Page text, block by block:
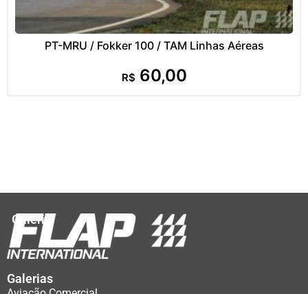
PT-MRU / Fokker 100 / TAM Linhas Aéreas
R$ 60,00
Galeria
Galerias